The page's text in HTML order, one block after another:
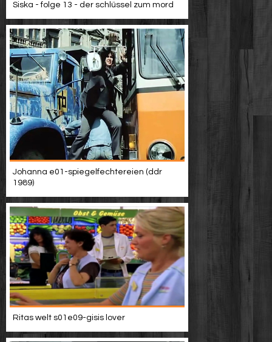
Siska - folge 13 - der schlüssel zum mord
Johanna e01-spiegelfechtereien (ddr
1989)
Ritas welt s01e09-gisis lover